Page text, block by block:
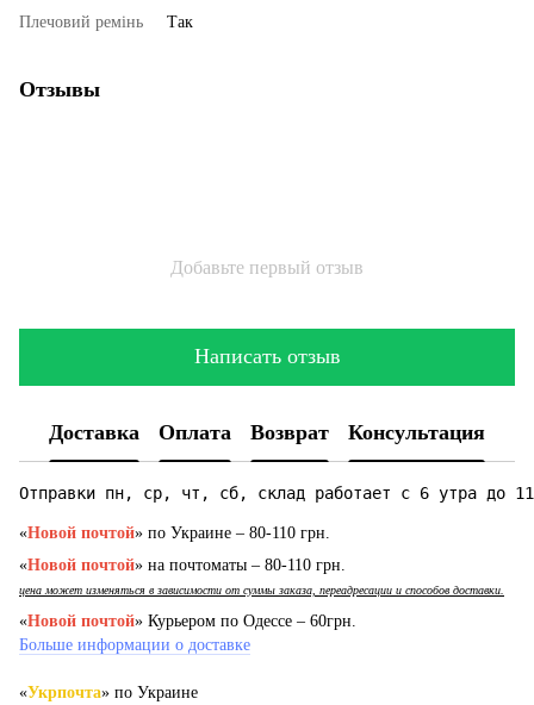
Плечовий ремінь
Так
Отзывы
Добавьте первый отзыв
Написать отзыв
Доставка Оплата Возврат Консультация
Отправки пн, ср, чт, сб, склад работает с 6 утра до
«Новой почтой» по Украине – 80-110 грн.
«Новой почтой» на почтоматы – 80-110 грн.
цена может изменяться в зависимости от суммы заказа, переадресации и способов доставки.
«Новой почтой» Курьером по Одессе – 60грн.
Больше информации о доставке
«Укрпочта» по Украине